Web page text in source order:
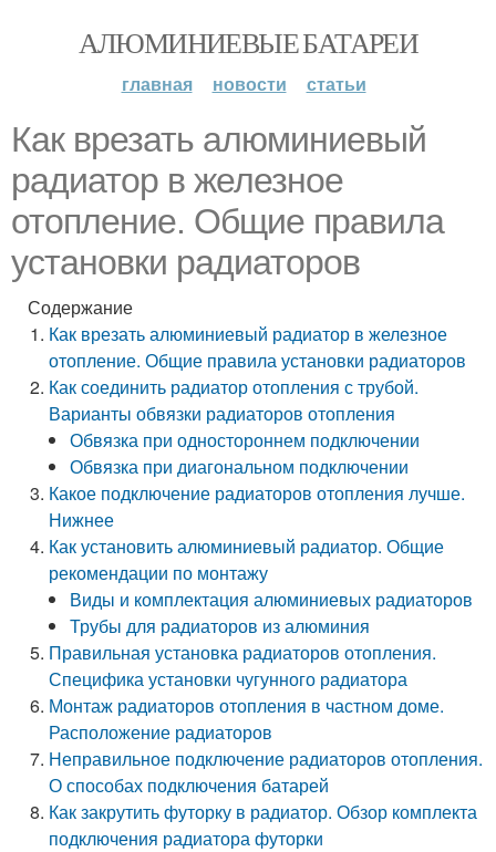
АЛЮМИНИЕВЫЕ БАТАРЕИ
главная новости статьи
Как врезать алюминиевый
радиатор в железное
отопление. Общие правила
установки радиаторов
Содержание
Как врезать алюминиевый радиатор в железное
отопление. Общие правила установки радиаторов
Как соединить радиатор отопления с трубой.
Варианты обвязки радиаторов отопления
Обвязка при одностороннем подключении
Обвязка при диагональном подключении
Какое подключение радиаторов отопления лучше.
Нижнее
Как установить алюминиевый радиатор. Общие
рекомендации по монтажу
Виды и комплектация алюминиевых радиаторов
Трубы для радиаторов из алюминия
Правильная установка радиаторов отопления.
Специфика установки чугунного радиатора
Монтаж радиаторов отопления в частном доме.
Расположение радиаторов
Неправильное подключение радиаторов отопления.
О способах подключения батарей
Как закрутить футорку в радиатор. Обзор комплекта
подключения радиатора футорки